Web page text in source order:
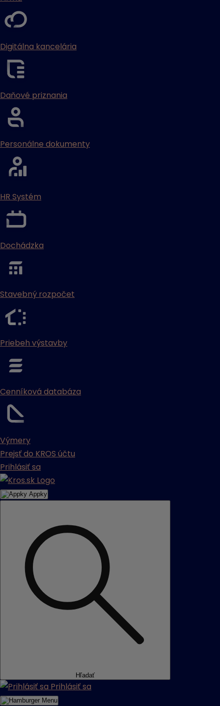
Digitálna kancelária
Daňové priznania
Personálne dokumenty
HR Systém
Dochádzka
Stavebný rozpočet
Priebeh výstavby
Cenníková databáza
Výmery
Prejsť do KROS účtu
Prihlásiť sa
Appky
Hľadať
Prihlásiť sa
Menu